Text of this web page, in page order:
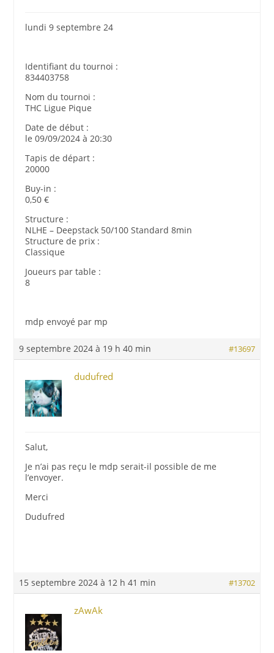
lundi 9 septembre 24
Identifiant du tournoi :
834403758
Nom du tournoi :
THC Ligue Pique
Date de début :
le 09/09/2024 à 20:30
Tapis de départ :
20000
Buy-in :
0,50 €
Structure :
NLHE – Deepstack 50/100 Standard 8min
Structure de prix :
Classique
Joueurs par table :
8
mdp envoyé par mp
9 septembre 2024 à 19 h 40 min #13697
dudufred
Salut,
Je n’ai pas reçu le mdp serait-il possible de me
l’envoyer.
Merci
Dudufred
15 septembre 2024 à 12 h 41 min #13702
zAwAk